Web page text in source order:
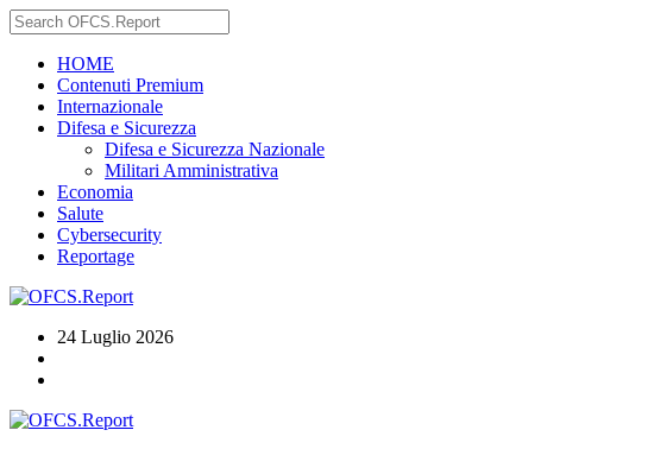
HOME
Contenuti Premium
Internazionale
Difesa e Sicurezza
Difesa e Sicurezza Nazionale
Militari Amministrativa
Economia
Salute
Cybersecurity
Reportage
24 Luglio 2026